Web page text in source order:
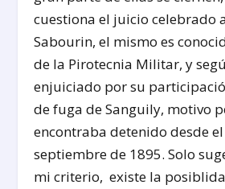
cuestiona el juicio celebrado
Sabourin, el mismo es
de la Pirotecnia Militar, y
enjuiciado por su
de fuga de Sanguily, motivo
encontraba detenido desde
septiembre de 1895. Solo
mi criterio, existe la